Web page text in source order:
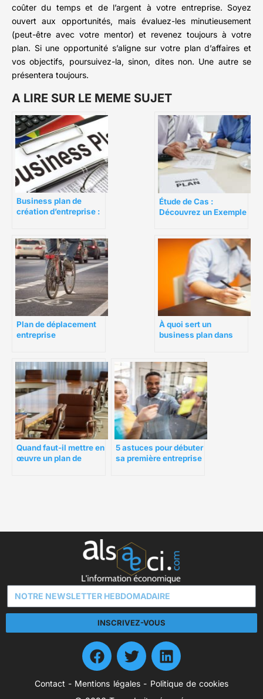
coûter du temps et de l’argent à votre entreprise. Soyez
ouvert aux opportunités, mais évaluez-les minutieusement
(peut-être avec votre mentor) et revenez toujours à votre
plan. Si une opportunité s’aligne sur votre plan d’affaires et
vos objectifs, poursuivez-la, sinon, dites non. Une autre se
présentera toujours.
A LIRE SUR LE MEME SUJET
Business plan de
création d’entreprise :
jugent-ils ?
Étude de Cas :
Découvrez un Exemple
Plan de déplacement
entreprise
À quoi sert un
business plan dans
Quand faut-il mettre en
œuvre un plan de
5 astuces pour débuter
sa première entreprise
INSCRIVEZ-VOUS
Contact- Mentions légales- Politique de cookies